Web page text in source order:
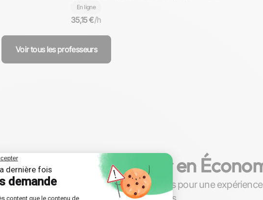
rapidement
En ligne
35,15 €/h
Voir tous les professeurs
pour progresser en
en Économie. Joignez-vous à nous pour une